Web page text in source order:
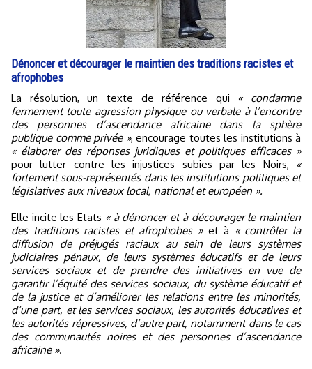
Dénoncer et décourager le maintien des traditions racistes et
afrophobes
La résolution, un texte de référence qui « condamne
fermement toute agression physique ou verbale à l’encontre
des personnes d’ascendance africaine dans la sphère
publique comme privée », encourage toutes les institutions à
« élaborer des réponses juridiques et politiques efficaces »
pour lutter contre les injustices subies par les Noirs,
«
fortement sous-représentés dans les institutions politiques et
législatives aux niveaux local, national et européen ».
Elle incite les Etats « à dénoncer et à décourager le maintien
des traditions racistes et afrophobes »et à « contrôler la
diffusion de préjugés raciaux au sein de leurs systèmes
judiciaires pénaux, de leurs systèmes éducatifs et de leurs
services sociaux et de prendre des initiatives en vue de
garantir l’équité des services sociaux, du système éducatif et
de la justice et d’améliorer les relations entre les minorités,
d’une part, et les services sociaux, les autorités éducatives et
les autorités répressives, d’autre part, notamment dans le cas
des communautés noires et des personnes d’ascendance
africaine ».